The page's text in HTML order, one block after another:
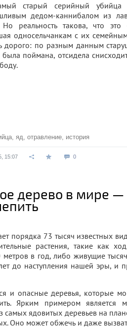
старый серийный
дедом-каннибалом из
реальность такова, что
односельчанкам с их
дорого: по разным данным
поймана, отсидела
, яд, отравление, история
15:07 0
дерево в мире
порядка 73 тысяч известных
растения, такие как
в год, либо живущие
до наступления нашей эры, и
и опасные деревья, которые
Ярким примером является
ядовитых деревьев на
Оно может обжечь и даже